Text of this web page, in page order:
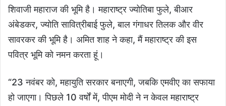
शिवाजी महाराज की भूमि है। महाराष्ट्र ज्योतिबा फुले, बीआर
अंबेडकर, ज्योति सावित्रीबाई फुले, बाल गंगाधर तिलक और वीर
सावरकर की भूमि है। अमित शाह ने कहा, मैं महाराष्ट्र की इस
पवित्र भूमि को नमन करता हूं।
“23 नवंबर को, महायुति सरकार बनाएगी, जबकि एमवीए का सफाया
हो जाएगा। पिछले 10 वर्षों में, पीएम मोदी ने न केवल महाराष्ट्र